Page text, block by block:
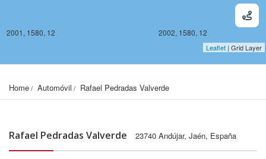
2001, 1580, 12 2002, 1580, 12
Leaflet | Grid Layer
Home Automóvil Rafael Pedradas Valverde
Rafael Pedradas Valverde 23740 Andújar, Jaén, España